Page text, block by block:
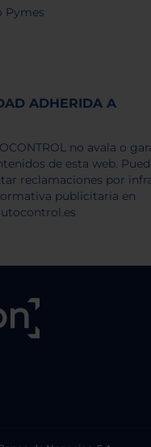
Pymes
ADHERIDA A